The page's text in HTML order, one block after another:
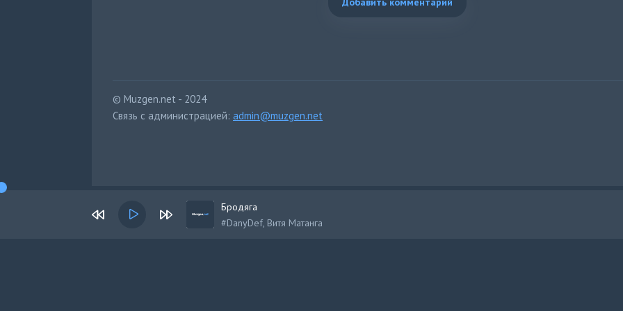
© Muzgen.net - 2024
Связь с администрацией: admin@muzgen.net
Бродяга
#DanyDef, Витя Матанга